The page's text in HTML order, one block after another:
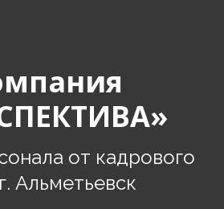
от кадрового
Альметьевск